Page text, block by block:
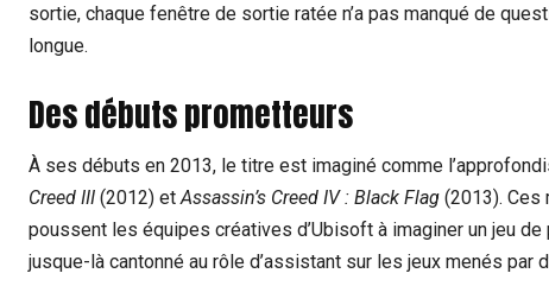
sortie, chaque fenêtre de sortie ratée n’a pas manqué de
longue.
Des débuts prometteurs
À ses débuts en 2013, le titre est imaginé comme
Creed III (2012) et Assassin’s Creed IV : Black Flag (2013). Ces
poussent les équipes créatives d’Ubisoft à imaginer un jeu
jusque-là cantonné au rôle d’assistant sur les jeux menés par